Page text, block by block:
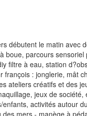
débutent le matin avec
boue, parcours
filtre à eau, station
françois : jonglerie, mât
ateliers créatifs et des
jeux de
activités autour
mers - manège à